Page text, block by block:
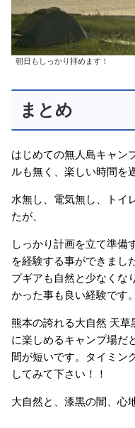
朝日もしっかり拝めます！
まとめ
はじめての無人島キャン
ルも無く、楽しい時間を
水無し、電気無し、トイ
たが、
しっかり計画を立て準備
を経験する事ができまし
プギアも自然と少なくな
かった事も良い経験です。
熊本の誇れる大自然 天
に楽しめるキャンプ場だ
間が短いです。タイミン
してみて下さい！！
大自然と、漆黒の闇、心